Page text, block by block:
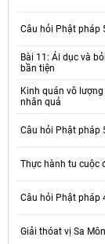
Câu hỏi Phật pháp
Bài 11: Ái dục và
bần tiện
Kinh quán vô
nhân quả
Câu hỏi Phật pháp
Thực hành tu cuộc
Câu hỏi Phật pháp
Giải thóat vị Sa Môn